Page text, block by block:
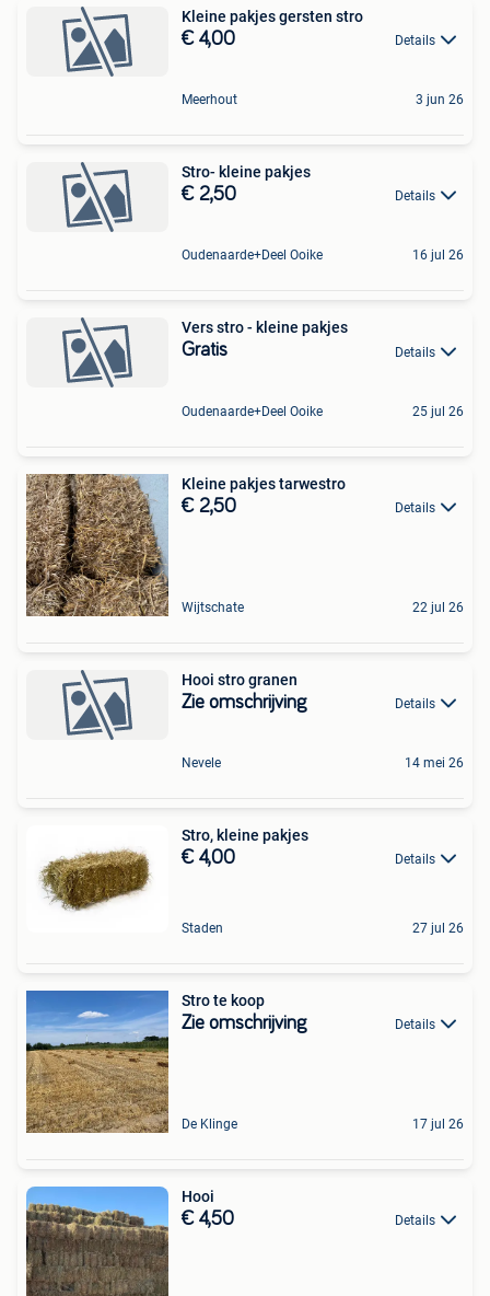
Kleine pakjes gersten stro
€ 4,00 Details
Meerhout 3 jun 26
Stro- kleine pakjes
€ 2,50 Details
Oudenaarde+Deel Ooike 16 jul 26
Vers stro - kleine pakjes
Gratis Details
Oudenaarde+Deel Ooike 25 jul 26
Kleine pakjes tarwestro
€ 2,50 Details
Wijtschate 22 jul 26
Hooi stro granen
Zie omschrijving Details
Nevele 14 mei 26
Stro, kleine pakjes
€ 4,00 Details
Staden 27 jul 26
Stro te koop
Zie omschrijving Details
De Klinge 17 jul 26
Hooi
€ 4,50 Details